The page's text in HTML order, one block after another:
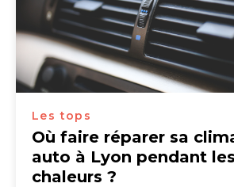
Les tops
Où faire réparer sa
auto à Lyon pendant
chaleurs ?